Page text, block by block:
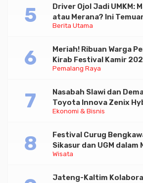
Berita Utama
Driver Ojol Jadi UMKM:
atau Merana? Ini
Paramadina
Pemalang Raya
Meriah! Ribuan Warga
Kirab Festival Kamir
Ekonomi & Bisnis
Nasabah Slawi dan
Toyota Innova Zenix
Tabungan Bima Bank
Wisata
Festival Curug
Sikasur dan UGM dalam
Wisata serta UMKM Lokal
Jateng-Kaltim